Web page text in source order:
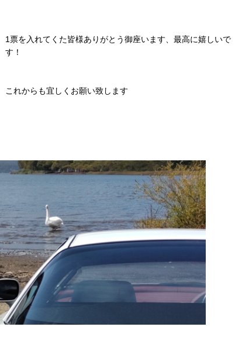
1票を入れてくた皆様ありがとう御座います、最高に嬉しいで
す！
これからも宜しくお願い致します